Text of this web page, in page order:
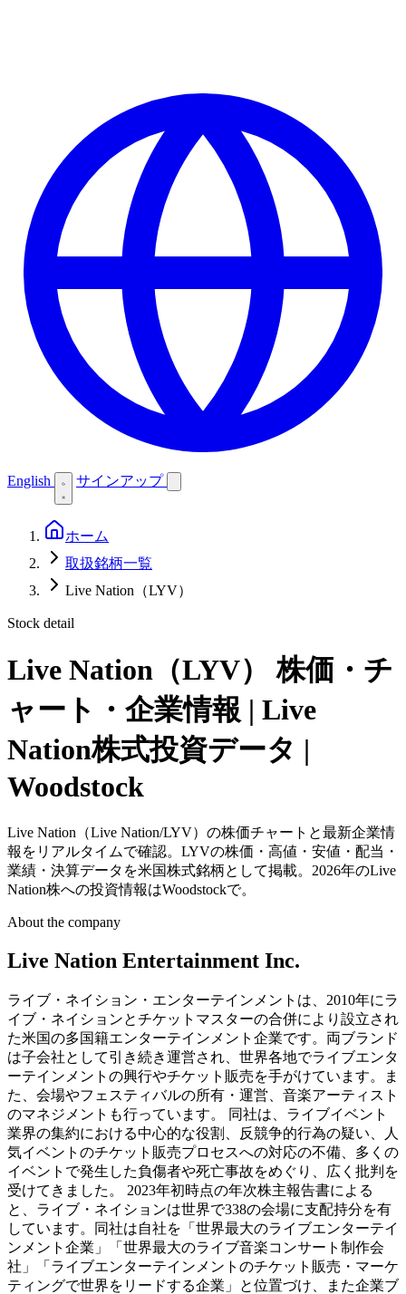
English サインアップ
ホーム
取扱銘柄一覧
Live Nation（LYV）
Stock detail
Live Nation（LYV）
株価・チ
ャート・企業情報 | Live
Nation株式投資データ |
Woodstock
Live Nation（Live Nation/LYV）の株価チャートと最新企業情
報をリアルタイムで確認。LYVの株価・高値・安値・配当・
業績・決算データを米国株式銘柄として掲載。2026年のLive
Nation株への投資情報はWoodstockで。
About the company
Live Nation Entertainment Inc.
ライブ・ネイション・エンターテインメントは、2010年にラ
イブ・ネイションとチケットマスターの合併により設立され
た米国の多国籍エンターテインメント企業です。両ブランド
は子会社として引き続き運営され、世界各地でライブエンタ
ーテインメントの興行やチケット販売を手がけています。ま
た、会場やフェスティバルの所有・運営、音楽アーティスト
のマネジメントも行っています。 同社は、ライブイベント
業界の集約における中心的な役割、反競争的行為の疑い、人
気イベントのチケット販売プロセスへの対応の不備、多くの
イベントで発生した負傷者や死亡事故をめぐり、広く批判を
受けてきました。 2023年初時点の年次株主報告書による
と、ライブ・ネイションは世界で338の会場に支配持分を有
しています。同社は自社を「世界最大のライブエンターテイ
ンメント企業」「世界最大のライブ音楽コンサート制作会
社」「ライブエンターテインメントのチケット販売・マーケ
ティングで世界をリードする企業」と位置づけ、また企業ブ